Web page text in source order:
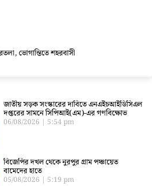
ভোগান্তিতে শহরবাসী
জাতীয় সড়ক সংস্কারের দাবিতে এনএইচআইডিসিএল
দপ্তরের সামনে সিপিআই(এম)-এর গণবিক্ষোভ
06/08/2026 5:54 pm
বিজেপির দখল থেকে নুরপুর গ্রাম পঞ্চায়েত
বামেদের হাতে
05/08/2026 5:19 pm